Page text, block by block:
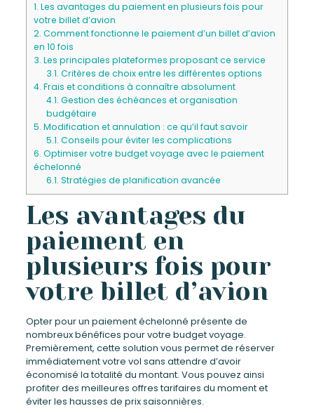
1. Les avantages du paiement en plusieurs fois pour
votre billet d’avion
2. Comment fonctionne le paiement d’un billet d’avion
en 10 fois
3. Les principales plateformes proposant ce service
3.1. Critères de choix entre les différentes options
4. Frais et conditions à connaître absolument
4.1. Gestion des échéances et organisation
budgétaire
5. Modification et annulation : ce qu’il faut savoir
5.1. Conseils pour éviter les complications
6. Optimiser votre budget voyage avec le paiement
échelonné
6.1. Stratégies de planification avancée
Les avantages du
paiement en
plusieurs fois pour
votre billet d’avion
Opter pour un paiement échelonné présente de
nombreux bénéfices pour votre budget voyage.
Premièrement, cette solution vous permet de réserver
immédiatement votre vol sans attendre d’avoir
économisé la totalité du montant. Vous pouvez ainsi
profiter des meilleures offres tarifaires du moment et
éviter les hausses de prix saisonnières.